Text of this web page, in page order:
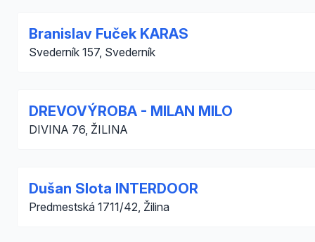
Branislav Fuček KARAS
Svederník 157, Svederník
DREVOVÝROBA - MILAN MILO
DIVINA 76, ŽILINA
Dušan Slota INTERDOOR
Predmestská 1711/42, Žilina